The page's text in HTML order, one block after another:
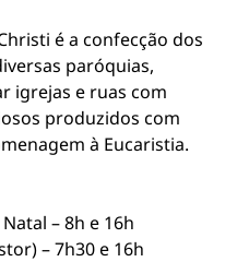
é a confecção dos
paróquias,
igrejas e ruas com
produzidos com
à Eucaristia.
– 8h e 16h
– 7h30 e 16h